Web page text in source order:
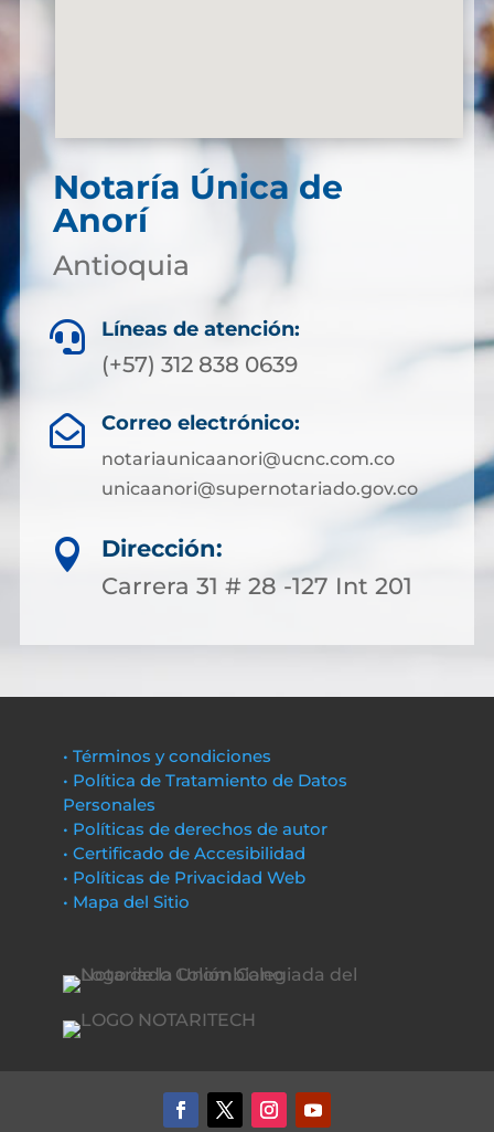
Notaría Única de
Anorí
Antioquia
 Líneas de atención:
(+57) 312 838 0639
 Correo electrónico:
notariaunicaanori@ucnc.com.co
unicaanori@supernotariado.gov.co

Dirección:
Carrera 31 # 28 -127 Int 201
• Términos y condiciones
• Política de Tratamiento de Datos
Personales
• Políticas de derechos de autor
• Certificado de Accesibilidad
• Políticas de Privacidad Web
• Mapa del Sitio